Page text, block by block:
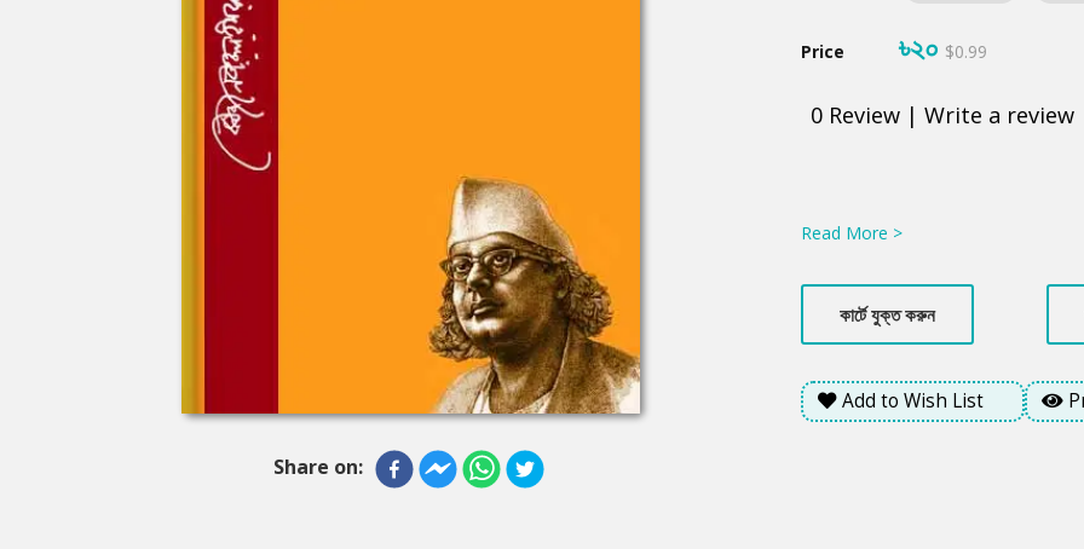
Share on:
Price ৳২০ $0.99
0 Review | Write a review
Read More >
কার্টে যুক্ত করুন
Add to Wish List